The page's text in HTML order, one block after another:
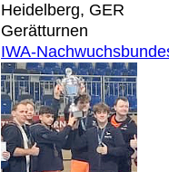
Heidelberg, GER
Gerätturnen
IWA-